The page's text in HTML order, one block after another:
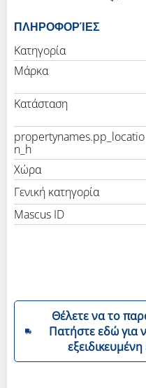
ΠΛΗΡΟΦΟΡΊΕΣ
Κατηγορία
Μάρκα
Κατάσταση
propertynames.pp_locatio
n_h
Χώρα
Γενική κατηγορία
Mascus ID
Θέλετε να το
Πατήστε εδώ για